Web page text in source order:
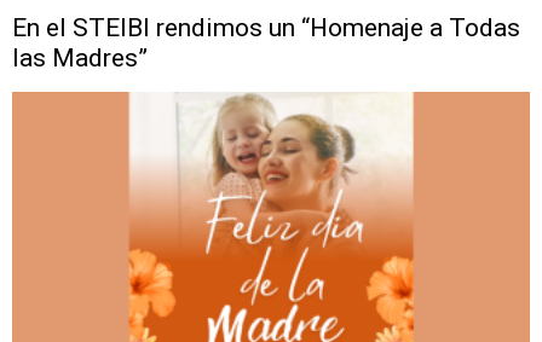
En el STEIBI rendimos un “Homenaje a Todas
las Madres”